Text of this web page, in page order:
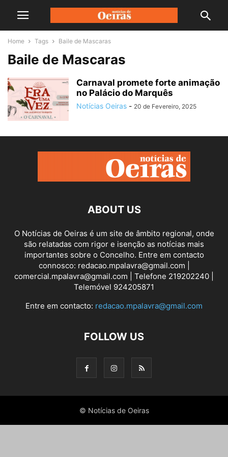
Home Tags Baile de Mascaras
Baile de Mascaras
Carnaval promete forte animação
no Palácio do Marquês
Notícias Oeiras - 20 de Fevereiro, 2025
ABOUT US
O Notícias de Oeiras é um site de âmbito regional, onde
são relatadas com rigor e isenção as notícias mais
importantes sobre o Concelho. Entre em contacto
connosco: redacao.mpalavra@gmail.com |
comercial.mpalavra@gmail.com | Telefone 219202240 |
Telemóvel 924205871
Entre em contacto: redacao.mpalavra@gmail.com
FOLLOW US
© Notícias de Oeiras